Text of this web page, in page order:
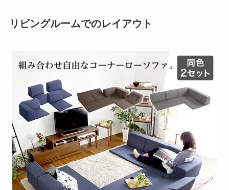
リビングルームでのレイアウト